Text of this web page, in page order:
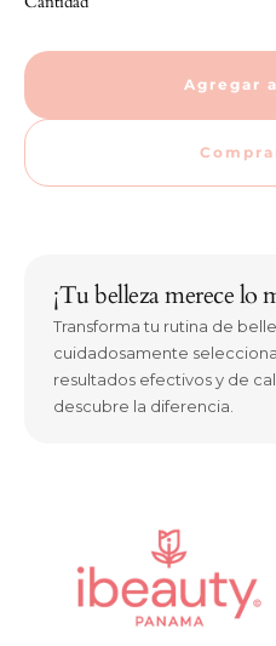
Agregar
¡Tu belleza merece lo
Transforma tu rutina de
cuidadosamente
resultados efectivos y de
descubre la diferencia.